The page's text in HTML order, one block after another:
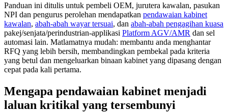
Panduan ini ditulis untuk pembeli OEM, jurutera kawalan, pasukan
NPI dan pengurus perolehan mendapatkan pendawaian kabinet
kawalan, abah-abah wayar tersuai, dan abah-abah pengagihan kuasa
pakej/senjata/perindustrian-applikasi Platform AGV/AMR dan sel
automasi lain. Matlamatnya mudah: membantu anda menghantar
RFQ yang lebih bersih, membandingkan pembekal pada kriteria
yang betul dan mengeluarkan binaan kabinet yang dipasang dengan
cepat pada kali pertama.
Mengapa pendawaian kabinet menjadi
laluan kritikal yang tersembunyi